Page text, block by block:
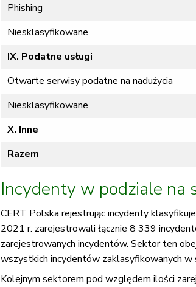
Phishing
Niesklasyfikowane
IX. Podatne usługi
Otwarte serwisy podatne na nadużycia
Niesklasyfikowane
X. Inne
Razem
Incydenty w podziale na
CERT Polska rejestrując incydenty
2021 r. zarejestrowali łącznie 8 339
zarejestrowanych incydentów. Sektor ten
wszystkich incydentów zaklasyfikowanych w
Kolejnym sektorem pod względem ilości